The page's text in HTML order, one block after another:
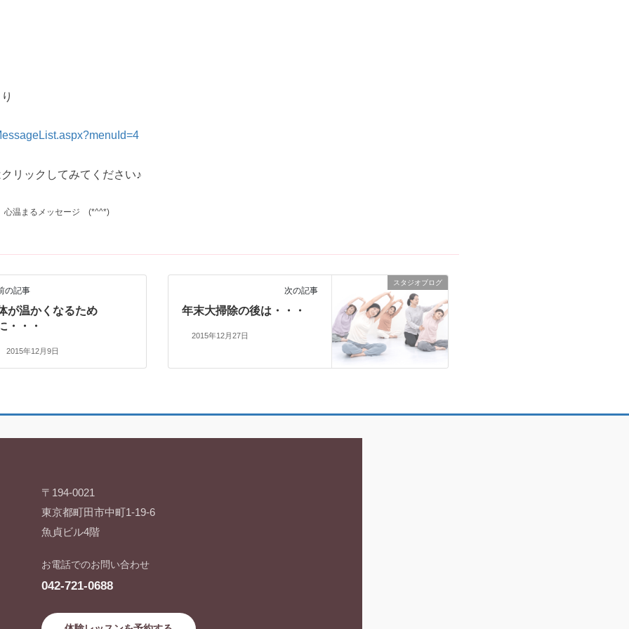
リックしてみてください♪
心温まるメッセージ (*^^*)
の記事
が温かくなるため
・・・
2015年12月9日
スタジオブログ
次の記事
年末大掃除の後は・・・
2015年12月27日
〒194-0021
東京都町田市中町1-19-6
魚貞ビル4階
お電話でのお問い合わせ
042-721-0688